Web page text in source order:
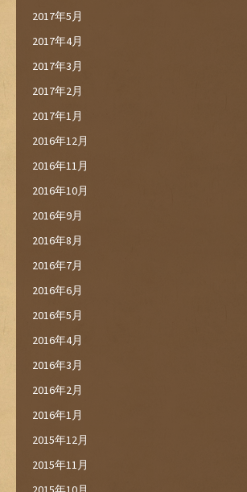
2017年5月
2017年4月
2017年3月
2017年2月
2017年1月
2016年12月
2016年11月
2016年10月
2016年9月
2016年8月
2016年7月
2016年6月
2016年5月
2016年4月
2016年3月
2016年2月
2016年1月
2015年12月
2015年11月